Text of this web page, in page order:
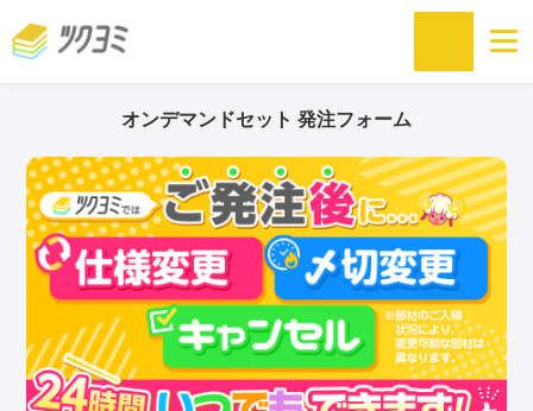
オンデマンドセット 発注フォーム